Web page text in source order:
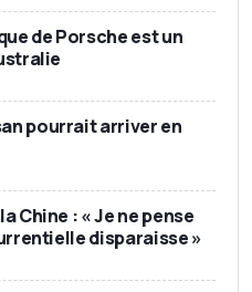
de Porsche est un
pourrait arriver en
Chine : « Je ne pense
disparaisse »